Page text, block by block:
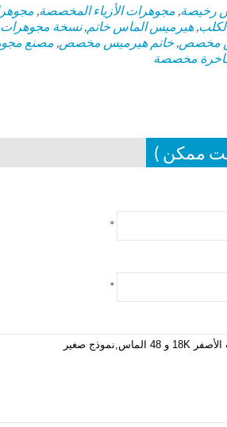
رخيصة, مجوهرات الأزياء المخصصة,
, هيرميس الماس خاتم,نسخة
مخصص, خاتم هيرميس مخصص, مصنع
مخصصة
ممكن )
*
*